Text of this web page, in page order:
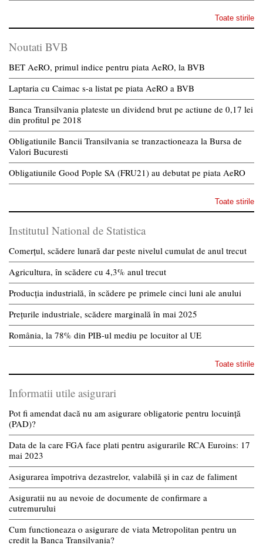
Toate stirile
Noutati BVB
BET AeRO, primul indice pentru piata AeRO, la BVB
Laptaria cu Caimac s-a listat pe piata AeRO a BVB
Banca Transilvania plateste un dividend brut pe actiune de 0,17 lei
din profitul pe 2018
Obligatiunile Bancii Transilvania se tranzactioneaza la Bursa de
Valori Bucuresti
Obligatiunile Good Pople SA (FRU21) au debutat pe piata AeRO
Toate stirile
Institutul National de Statistica
Comerțul, scădere lunară dar peste nivelul cumulat de anul trecut
Agricultura, în scădere cu 4,3% anul trecut
Producția industrială, în scădere pe primele cinci luni ale anului
Prețurile industriale, scădere marginală în mai 2025
România, la 78% din PIB-ul mediu pe locuitor al UE
Toate stirile
Informatii utile asigurari
Pot fi amendat dacă nu am asigurare obligatorie pentru locuință
(PAD)?
Data de la care FGA face plati pentru asigurarile RCA Euroins: 17
mai 2023
Asigurarea împotriva dezastrelor, valabilă și in caz de faliment
Asiguratii nu au nevoie de documente de confirmare a
cutremurului
Cum functioneaza o asigurare de viata Metropolitan pentru un
credit la Banca Transilvania?